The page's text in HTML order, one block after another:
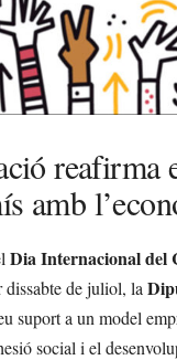
reafirma
amb
Dia Internacional del
de juliol, la
suport a un model
social i el